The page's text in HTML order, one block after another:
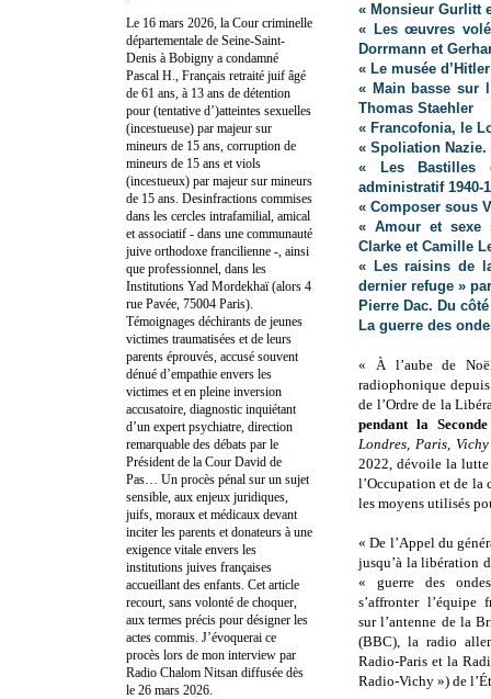
« Monsieur Gurlitt
« Les œuvres
Dorrmann et
« Le musée
« Main basse sur
Thomas Staehler
« Francofonia, le
« Spoliation
« Les Bastilles
administratif 1940-
« Composer sous
« Amour et sexe
Clarke et Camille
« Les raisins de
dernier refuge »
Pierre Dac. Du
La guerre des
« À l’aube de
radiophonique
de l’Ordre de la
pendant la
Londres, Paris,
2022, dévoile la lutte
l’Occupation et de la
les moyens utilisés
« De l’Appel du
jusqu’à la libération
« guerre des
s’affronter l’équipe
sur l’antenne de la
(BBC), la radio
Radio-Paris et la
Radio-Vichy ») de
Le 16 mars 2026, la Cour criminelle
départementale de Seine-Saint-
Denis à Bobigny a condamné
Pascal H., Français retraité juif âgé
de 61 ans, à 13 ans de détention
pour (tentative d’)atteintes sexuelles
(incestueuse) par majeur sur
mineurs de 15 ans, corruption de
mineurs de 15 ans et viols
(incestueux) par majeur sur mineurs
de 15 ans. Desinfractions commises
dans les cercles intrafamilial, amical
et associatif - dans une communauté
juive orthodoxe francilienne -, ainsi
que professionnel, dans les
Institutions Yad Mordekhaï (alors 4
rue Pavée, 75004 Paris).
Témoignages déchirants de jeunes
victimes traumatisées et de leurs
parents éprouvés, accusé souvent
dénué d’empathie envers les
victimes et en pleine inversion
accusatoire, diagnostic inquiétant
d’un expert psychiatre, direction
remarquable des débats par le
Président de la Cour David de
Pas… Un procès pénal sur un sujet
sensible, aux enjeux juridiques,
juifs, moraux et médicaux devant
inciter les parents et donateurs à une
exigence vitale envers les
institutions juives françaises
accueillant des enfants. Cet article
recourt, sans volonté de choquer,
aux termes précis pour désigner les
actes commis. J’évoquerai ce
procès lors de mon interview par
Radio Chalom Nitsan diffusée dès
le 26 mars 2026.